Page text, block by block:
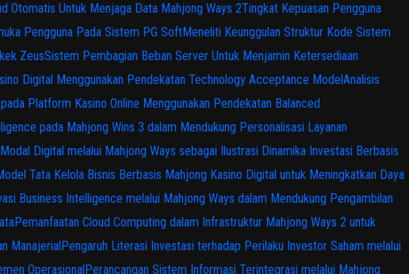
Otomatis Untuk Menjaga Data Mahjong Ways 2Tingkat Kepuasan Pengguna
Pengguna Pada Sistem PG SoftMeneliti Keunggulan Struktur Kode Sistem
ZeusSistem Pembagian Beban Server Untuk Menjamin Ketersediaan
Digital Menggunakan Pendekatan Technology Acceptance ModelAnalisis
Platform Kasino Online Menggunakan Pendekatan Balanced
pada Mahjong Wins 3 dalam Mendukung Personalisasi Layanan
Digital melalui Mahjong Ways sebagai Ilustrasi Dinamika Investasi Berbasis
Tata Kelola Bisnis Berbasis Mahjong Kasino Digital untuk Meningkatkan Daya
Business Intelligence melalui Mahjong Ways dalam Mendukung Pengambilan
Pemanfaatan Cloud Computing dalam Infrastruktur Mahjong Ways 2 untuk
ManajerialPengaruh Literasi Investasi terhadap Perilaku Investor Saham melalui
OperasionalPerancangan Sistem Informasi Terintegrasi melalui Mahjong